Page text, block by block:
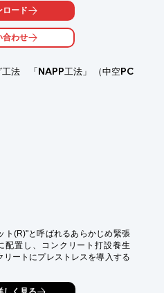
制
ロード
合わせ
工法 「NAPP工法」 （中空PC
ト(R)"と呼ばれるあらかじめ緊張
配置し、コンクリート打設養生
ートにプレストレスを導入する
工場で導入し、現場に納入いたし